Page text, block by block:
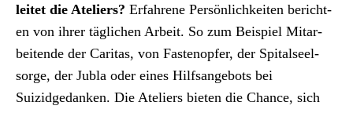
leit­et die Ate­liers? Erfahrene Per­sön­lichkeit­en bericht­
en von ihrer täglichen Arbeit. So zum Beispiel Mitar­
bei­t­ende der Car­i­tas, von Fas­tenopfer, der Spi­talseel­
sorge, der Jubla oder eines Hil­f­sange­bots bei
Suizidgedanken. Die Ate­liers bieten die Chance, sich